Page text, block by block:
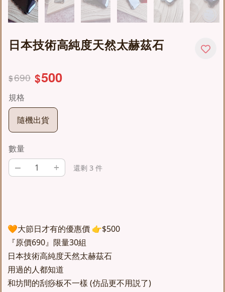
日本技術高純度天然太赫茲石
$690 $500
規格
隨機出貨
數量
– + 還剩 3 件
🧡大節日才有的優惠價 👉$500
『原價690』限量30組
日本技術高純度天然太赫茲石
用過的人都知道
和坊間的刮痧板不一樣 (仿品更不用説了)